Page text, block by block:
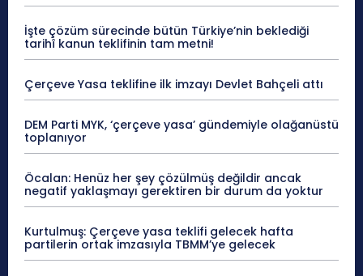
İşte çözüm sürecinde bütün Türkiye’nin beklediği
tarihî kanun teklifinin tam metni!
Çerçeve Yasa teklifine ilk imzayı Devlet Bahçeli attı
DEM Parti MYK, ‘çerçeve yasa’ gündemiyle olağanüstü
toplanıyor
Öcalan: Henüz her şey çözülmüş değildir ancak
negatif yaklaşmayı gerektiren bir durum da yoktur
Kurtulmuş: Çerçeve yasa teklifi gelecek hafta
partilerin ortak imzasıyla TBMM’ye gelecek